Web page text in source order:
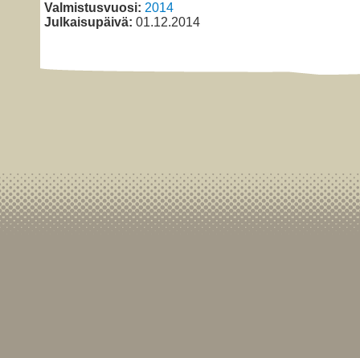
Valmistusvuosi: 2014
Julkaisupäivä: 01.12.2014